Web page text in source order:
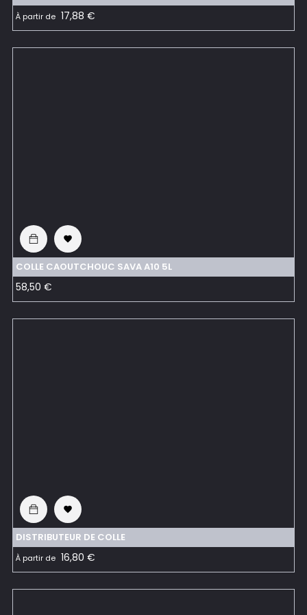
À partir de Prix
17,88 €

COLLE CAOUTCHOUC SAVA A10 5L
Prix
58,50 €

DISTRIBUTEUR DE COLLE
À partir de Prix
16,80 €